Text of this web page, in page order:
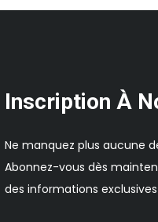
Inscription À
Ne manquez plus aucune
Abonnez-vous dès
des informations